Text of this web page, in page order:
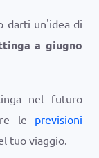
darti un'idea di
a giugno
nel futuro
le previsioni
tuo viaggio.